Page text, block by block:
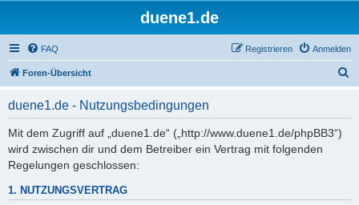
duene1.de
FAQ Anmelden
Registrieren
Foren-Übersicht
duene1.de - Nutzungsbedingungen
Mit dem Zugriff auf „duene1.de“ („http://www.duene1.de/phpBB3“)
wird zwischen dir und dem Betreiber ein Vertrag mit folgenden
Regelungen geschlossen:
1. NUTZUNGSVERTRAG